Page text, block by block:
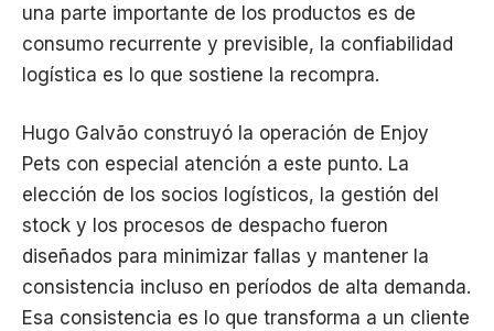
una parte importante de los productos es de
consumo recurrente y previsible, la confiabilidad
logística es lo que sostiene la recompra.
Hugo Galvão construyó la operación de Enjoy
Pets con especial atención a este punto. La
elección de los socios logísticos, la gestión del
stock y los procesos de despacho fueron
diseñados para minimizar fallas y mantener la
consistencia incluso en períodos de alta demanda.
Esa consistencia es lo que transforma a un cliente